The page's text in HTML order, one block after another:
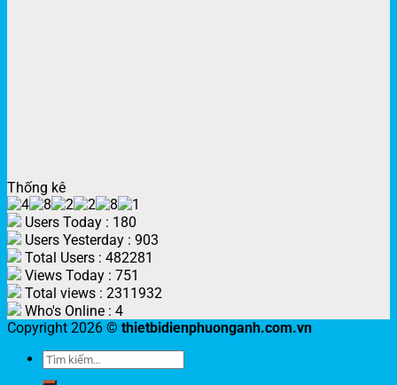
Thống kê
Users Today : 180
Users Yesterday : 903
Total Users : 482281
Views Today : 751
Total views : 2311932
Who's Online : 4
Copyright 2026 © thietbidienphuonganh.com.vn